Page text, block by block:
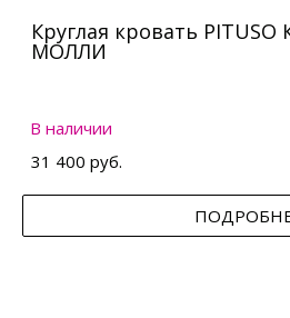
Круглая кровать PITUSO
МОЛЛИ
В наличии
31 400 руб.